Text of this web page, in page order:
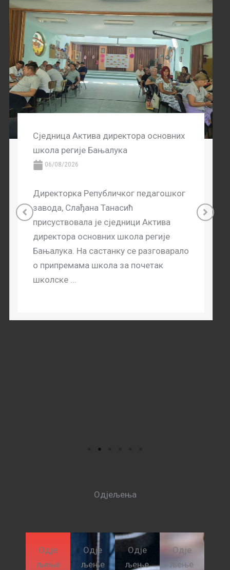
Обиљежен Дан сјећања на све
страдале и прогнане Србе
06/08/2026
Одјељења
Одје
љење
Одје
љење
Одје
љење
Одје
љење